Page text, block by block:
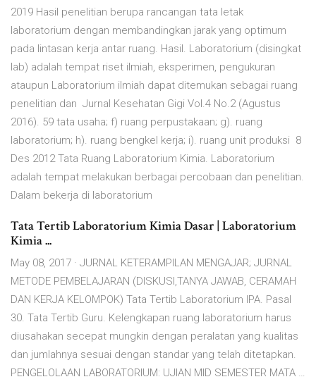
2019 Hasil penelitian berupa rancangan tata letak
laboratorium dengan membandingkan jarak yang optimum
pada lintasan kerja antar ruang. Hasil. Laboratorium (disingkat
lab) adalah tempat riset ilmiah, eksperimen, pengukuran
ataupun Laboratorium ilmiah dapat ditemukan sebagai ruang
penelitian dan Jurnal Kesehatan Gigi Vol.4 No.2 (Agustus
2016). 59 tata usaha; f) ruang perpustakaan; g). ruang
laboratorium; h). ruang bengkel kerja; i). ruang unit produksi 8
Des 2012 Tata Ruang Laboratorium Kimia. Laboratorium
adalah tempat melakukan berbagai percobaan dan penelitian.
Dalam bekerja di laboratorium
Tata Tertib Laboratorium Kimia Dasar | Laboratorium
Kimia ...
May 08, 2017 · JURNAL KETERAMPILAN MENGAJAR; JURNAL
METODE PEMBELAJARAN (DISKUSI,TANYA JAWAB, CERAMAH
DAN KERJA KELOMPOK) Tata Tertib Laboratorium IPA. Pasal
30. Tata Tertib Guru. Kelengkapan ruang laboratorium harus
diusahakan secepat mungkin dengan peralatan yang kualitas
dan jumlahnya sesuai dengan standar yang telah ditetapkan.
PENGELOLAAN LABORATORIUM: UJIAN MID SEMESTER MATA …